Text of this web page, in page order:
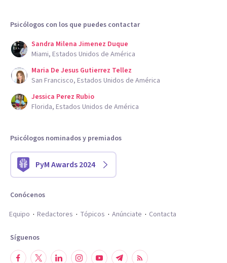
Psicólogos con los que puedes contactar
Sandra Milena Jimenez Duque
Miami, Estados Unidos de América
Maria De Jesus Gutierrez Tellez
San Francisco, Estados Unidos de América
Jessica Perez Rubio
Florida, Estados Unidos de América
Psicólogos nominados y premiados
PyM Awards 2024
Conócenos
Equipo
Redactores Tópicos Anúnciate Contacta
Síguenos